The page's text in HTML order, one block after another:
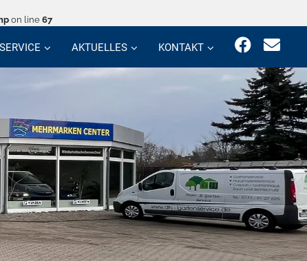
on line 67
SERVICE AKTUELLES KONTAKT